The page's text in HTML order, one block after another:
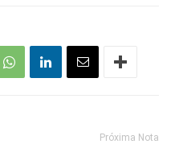
Próxima Nota